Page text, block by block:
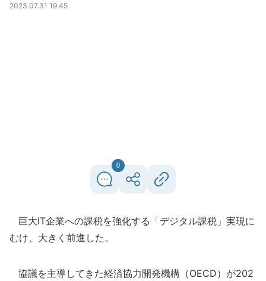
2023.07.31 19:45
0
巨大IT企業への課税を強化する「デジタル課税」実現に
むけ、大きく前進した。
協議を主導してきた経済協力開発機構（OECD）が202